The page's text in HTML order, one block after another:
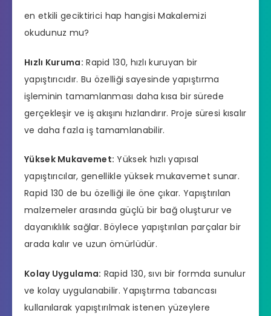
en etkili geciktirici hap hangisi Makalemizi
okudunuz mu?
Hızlı Kuruma: Rapid 130, hızlı kuruyan bir
yapıştırıcıdır. Bu özelliği sayesinde yapıştırma
işleminin tamamlanması daha kısa bir sürede
gerçekleşir ve iş akışını hızlandırır. Proje süresi kısalır
ve daha fazla iş tamamlanabilir.
Yüksek Mukavemet: Yüksek hızlı yapısal
yapıştırıcılar, genellikle yüksek mukavemet sunar.
Rapid 130 de bu özelliği ile öne çıkar. Yapıştırılan
malzemeler arasında güçlü bir bağ oluşturur ve
dayanıklılık sağlar. Böylece yapıştırılan parçalar bir
arada kalır ve uzun ömürlüdür.
Kolay Uygulama: Rapid 130, sıvı bir formda sunulur
ve kolay uygulanabilir. Yapıştırma tabancası
kullanılarak yapıştırılmak istenen yüzeylere